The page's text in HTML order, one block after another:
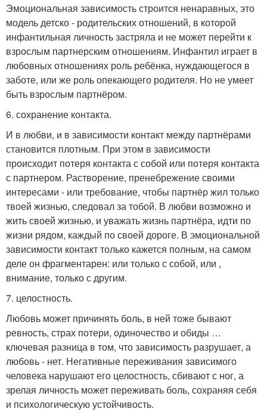
Эмоциональная зависимость строится ненаравных, это
модель детско - родительских отношений, в которой
инфантильная личность застряла и не может перейти к
взрослым партнерским отношениям. Инфантил играет в
любовных отношениях роль ребёнка, нуждающегося в
заботе, или же роль опекающего родителя. Но не умеет
быть взрослым партнёром.
6. сохранение контакта.
И в любви, и в зависимости контакт между партнёрами
становится плотным. При этом в зависимости
происходит потеря контакта с собой или потеря контакта
с партнером. Растворение, пренебрежение своими
интересами - или требование, чтобы партнёр жил только
твоей жизнью, следовал за тобой. В любви возможно и
жить своей жизнью, и уважать жизнь партнёра, идти по
жизни рядом, каждый по своей дороге. В эмоциональной
зависимости контакт только кажется полным, на самом
деле он фрагментарен: или только с собой, или ,
внимание, только с другим.
7. целостность.
Любовь может причинять боль, в ней тоже бывают
ревность, страх потери, одиночество и обиды …
ключевая разница в том, что зависимость разрушает, а
любовь - нет. Негативные переживания зависимого
человека нарушают его целостность, сбивают с ног, а
зрелая личность может переживать боль, сохраняя себя
и психологическую устойчивость.